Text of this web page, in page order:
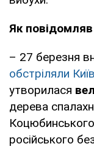
Як повідомляв
– 27 березня
обстріляли
утворилася
дерева
російського